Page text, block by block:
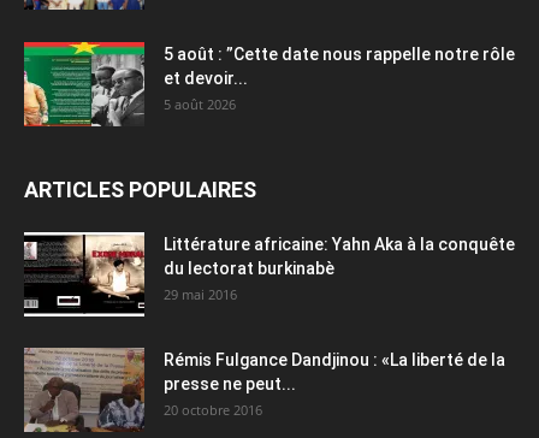
5 août : ”Cette date nous rappelle notre rôle
et devoir...
5 août 2026
ARTICLES POPULAIRES
Littérature africaine: Yahn Aka à la conquête
du lectorat burkinabè
29 mai 2016
Rémis Fulgance Dandjinou : «La liberté de la
presse ne peut...
20 octobre 2016